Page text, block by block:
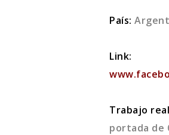
País:
Link:
Trabajo
portada de